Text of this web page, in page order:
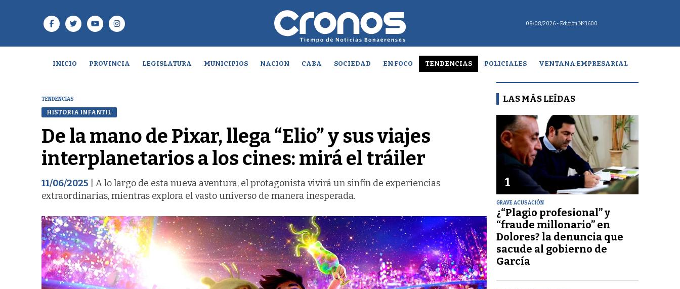
08/08/2026 - Edición Nº3600
INICIO PROVINCIA LEGISLATURA MUNICIPIOS NACION CABA SOCIEDAD EN FOCO TENDENCIAS POLICIALES VENTANA EMPRESARIAL
TENDENCIAS
HISTORIA INFANTIL
De la mano de Pixar, llega “Elio” y sus viajes
interplanetarios a los cines: mirá el tráiler
11/06/2025 | A lo largo de esta nueva aventura, el protagonista vivirá un sinfín de experiencias
extraordinarias, mientras explora el vasto universo de manera inesperada.
LAS MÁS LEÍDAS
1
GRAVE ACUSACIÓN
¿“Plagio profesional” y
“fraude millonario” en
Dolores? la denuncia que
sacude al gobierno de
García